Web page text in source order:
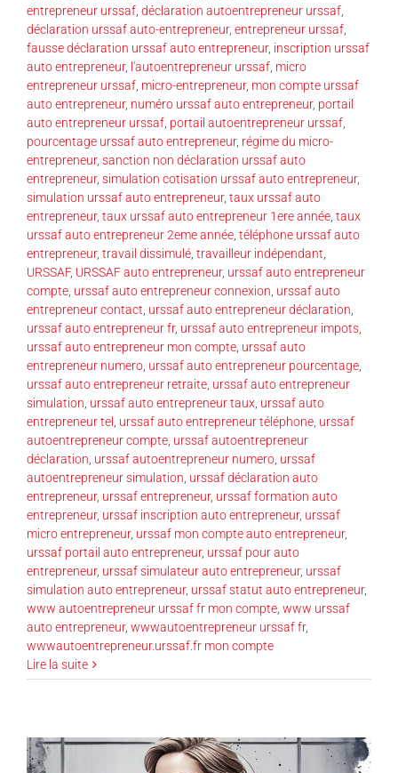
entrepreneur urssaf déclaration autoentrepreneur urssaf
déclaration urssaf auto-entrepreneur, entrepreneur urssaf
fausse déclaration urssaf auto entrepreneur, inscription urssaf
auto entrepreneur, l'autoentrepreneur urssaf micro
entrepreneur urssaf micro-entrepreneur, mon compte urssaf
auto entrepreneur, numéro urssaf auto entrepreneur, portail
auto entrepreneur urssaf portail autoentrepreneur urssaf
pourcentage urssaf auto entrepreneur, régime du micro-
entrepreneur, sanction non déclaration urssaf auto
entrepreneur, simulation cotisation urssaf auto entrepreneur,
simulation urssaf auto entrepreneur, taux urssaf auto
entrepreneur, taux urssaf auto entrepreneur 1ere année taux
urssaf auto entrepreneur 2eme année téléphone urssaf auto
entrepreneur, travail dissimulé travailleur indépendant
URSSAF, URSSAF auto entrepreneur, urssaf auto entrepreneur
compte urssaf auto entrepreneur connexion urssaf auto
entrepreneur contact urssaf auto entrepreneur déclaration
urssaf auto entrepreneur fr, urssaf auto entrepreneur impots
urssaf auto entrepreneur mon compte urssaf auto
entrepreneur numero urssaf auto entrepreneur pourcentage
urssaf auto entrepreneur retraite urssaf auto entrepreneur
simulation urssaf auto entrepreneur taux urssaf auto
entrepreneur tel urssaf auto entrepreneur téléphone urssaf
autoentrepreneur compte urssaf autoentrepreneur
déclaration urssaf autoentrepreneur numero urssaf
autoentrepreneur simulation urssaf déclaration auto
entrepreneur, urssaf entrepreneur, urssaf formation auto
entrepreneur, urssaf inscription auto entrepreneur, urssaf
micro entrepreneur, urssaf mon compte auto entrepreneur,
urssaf portail auto entrepreneur, urssaf pour auto
entrepreneur, urssaf simulateur auto entrepreneur, urssaf
simulation auto entrepreneur, urssaf statut auto entrepreneur,
www autoentrepreneur urssaf fr mon compte www urssaf
auto entrepreneur, wwwautoentrepreneur urssaf fr,
wwwautoentrepreneur.urssaf.fr mon compte
Lire la suite